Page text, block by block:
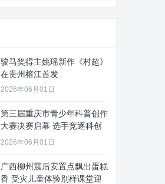
骏马奖得主姚瑶新作《村超》
在贵州榕江首发
2026年06月01日
第三届重庆市青少年科普创作
大赛决赛启幕 选手竞逐科创
舞台
2026年06月01日
广西柳州震后安置点飘出蛋糕
香 受灾儿童体验别样课堂迎